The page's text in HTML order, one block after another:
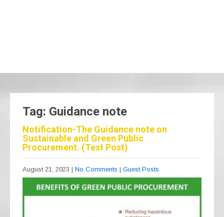
Tag: Guidance note
Notification-The Guidance note on
Sustainable and Green Public
Procurement. (Test Post)
August 21, 2023 | No Comments | Guest Posts